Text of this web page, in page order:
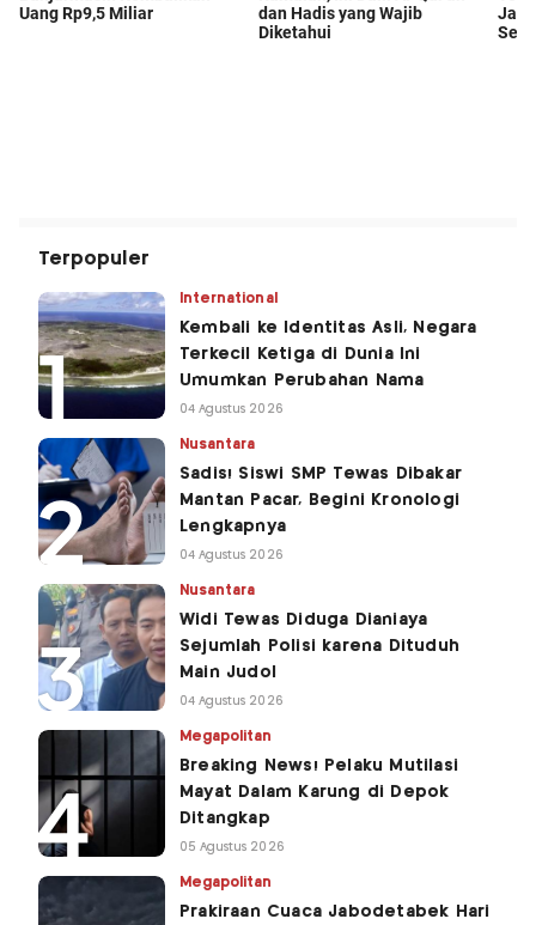
Terpopuler
International
Kembali ke Identitas Asli, Negara
Terkecil Ketiga di Dunia Ini
Umumkan Perubahan Nama
04 Agustus 2026
Nusantara
Sadis! Siswi SMP Tewas Dibakar
Mantan Pacar, Begini Kronologi
Lengkapnya
04 Agustus 2026
Nusantara
Widi Tewas Diduga Dianiaya
Sejumlah Polisi karena Dituduh
Main Judol
04 Agustus 2026
Megapolitan
Breaking News! Pelaku Mutilasi
Mayat Dalam Karung di Depok
Ditangkap
05 Agustus 2026
Megapolitan
Prakiraan Cuaca Jabodetabek Hari